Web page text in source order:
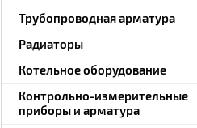
Трубопроводная арматура
Радиаторы
Котельное оборудование
Контрольно-измерительные
приборы и арматура